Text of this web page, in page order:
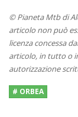
© Pianeta Mtb di
articolo non può
licenza concessa
articolo, in tutto o
autorizzazione
# ORBEA